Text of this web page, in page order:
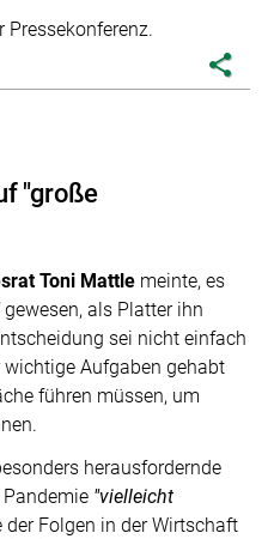
Pressekonferenz.
share
"große
Toni Mattle meinte, es
gewesen, als Platter ihn
sei nicht einfach
wichtige Aufgaben gehabt
führen müssen, um
herausfordernde
"vielleicht
der Folgen in der Wirtschaft